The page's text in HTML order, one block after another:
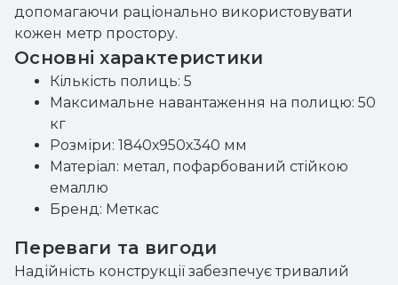
допомагаючи раціонально використовувати
кожен метр простору.
Основні характеристики
Кількість полиць: 5
Максимальне навантаження на полицю: 50
кг
Розміри: 1840х950х340 мм
Матеріал: метал, пофарбований стійкою
емаллю
Бренд: Меткас
Переваги та вигоди
Надійність конструкції забезпечує тривалий